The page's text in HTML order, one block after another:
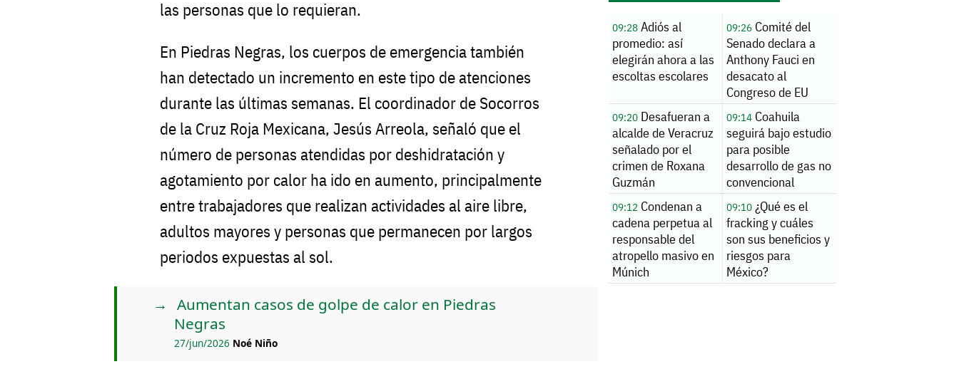
las personas que lo requieran.
En Piedras Negras, los cuerpos de emergencia también
han detectado un incremento en este tipo de atenciones
durante las últimas semanas. El coordinador de Socorros
de la Cruz Roja Mexicana, Jesús Arreola, señaló que el
número de personas atendidas por deshidratación y
agotamiento por calor ha ido en aumento, principalmente
entre trabajadores que realizan actividades al aire libre,
adultos mayores y personas que permanecen por largos
periodos expuestas al sol.
Aumentan casos de golpe de calor en Piedras
Negras
27/jun/2026 Noé Niño
09:28 Adiós al
promedio: así
elegirán ahora a las
escoltas escolares
09:26Comité del
Senado declara a
Anthony Fauci en
desacato al
Congreso de EU
09:20 Desafueran a
alcalde de Veracruz
señalado por el
crimen de Roxana
Guzmán
09:14Coahuila
seguirá bajo estudio
para posible
desarrollo de gas no
convencional
09:12 Condenan a
cadena perpetua al
responsable del
atropello masivo en
Múnich
09:10¿Qué es el
fracking y cuáles
son sus beneficios y
riesgos para
México?